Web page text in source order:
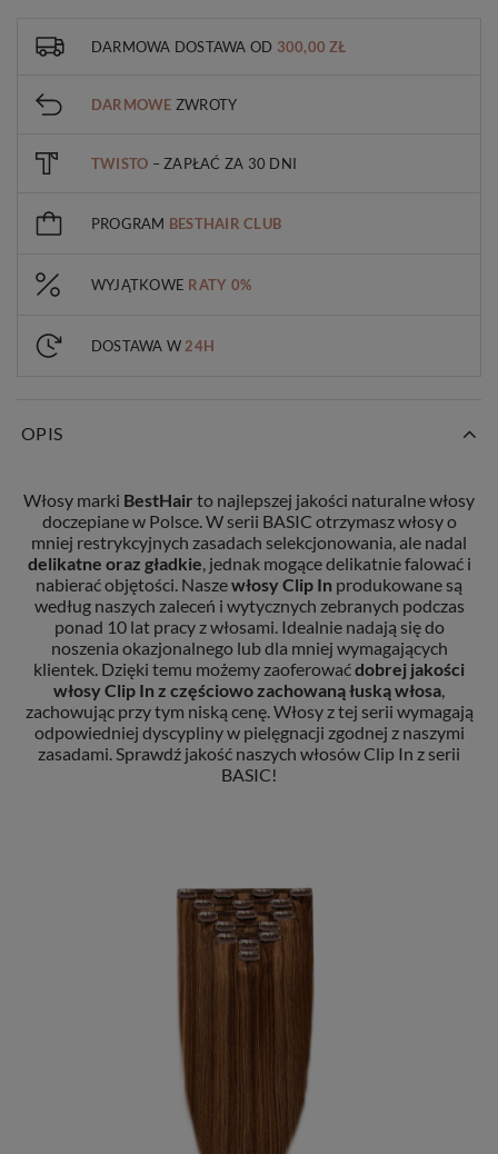
DARMOWA DOSTAWA OD 300,00 ZŁ
DARMOWE ZWROTY
TWISTO – ZAPŁAĆ ZA 30 DNI
PROGRAM BESTHAIR CLUB
WYJĄTKOWE RATY 0%
DOSTAWA W 24H
OPIS
Włosy marki BestHair to najlepszej jakości naturalne włosy
doczepiane w Polsce. W serii BASIC otrzymasz włosy o
mniej restrykcyjnych zasadach selekcjonowania, ale nadal
delikatne oraz gładkie , jednak mogące delikatnie falować i
nabierać objętości. Naszewłosy Clip In produkowane są
według naszych zaleceń i wytycznych zebranych podczas
ponad 10 lat pracy z włosami. Idealnie nadają się do
noszenia okazjonalnego lub dla mniej wymagających
klientek. Dzięki temu możemy zaoferowaćdobrej jakości
włosy Clip In z częściowo zachowaną łuską włosa
zachowując przy tym niską cenę. Włosy z tej serii wymagają
odpowiedniej dyscypliny w pielęgnacji zgodnej z naszymi
zasadami. Sprawdź jakość naszych włosów Clip In z serii
BASIC!